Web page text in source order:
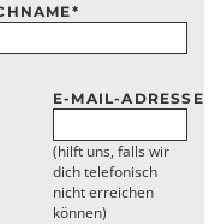
*
E-MAIL-ADRESSE
(hilft uns, falls wir
dich telefonisch
nicht erreichen
können)